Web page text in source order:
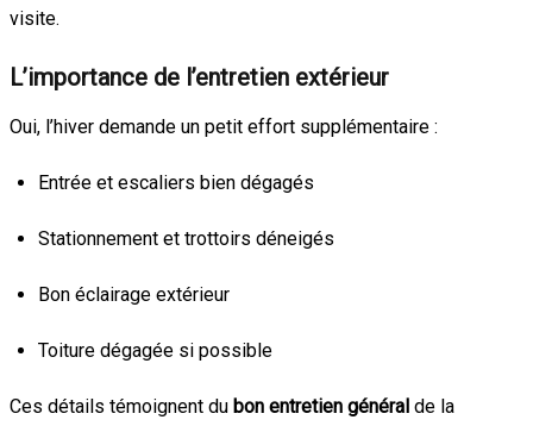
visite.
L’importance de l’entretien extérieur
Oui, l’hiver demande un petit effort supplémentaire :
Entrée et escaliers bien dégagés
Stationnement et trottoirs déneigés
Bon éclairage extérieur
Toiture dégagée si possible
Ces détails témoignent du bon entretien général de la